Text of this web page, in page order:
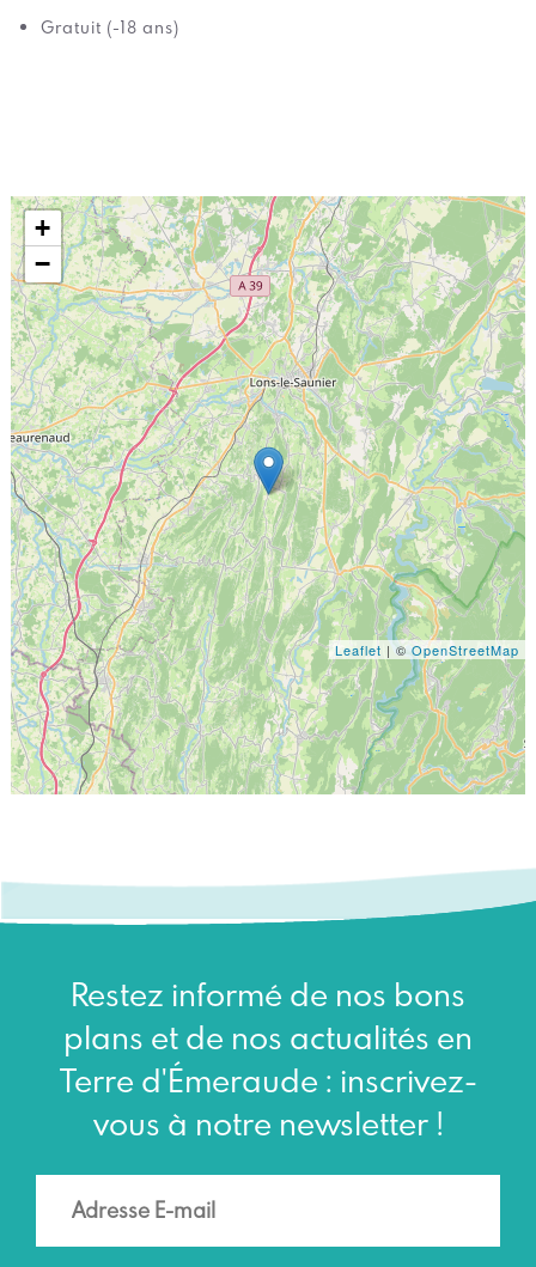
Gratuit (-18 ans)
+
−
Leaflet | ©OpenStreetMap
Restez informé de nos bons
plans et de nos actualités en
Terre d'Émeraude : inscrivez-
vous à notre newsletter !